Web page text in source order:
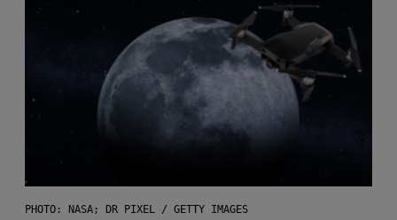
PHOTO: NASA; DR PIXEL / GETTY IMAGES